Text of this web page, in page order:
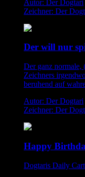
Autor: Der Dogtari
Zeichner: Der
Der will nur
Der ganz normale,
Zeichners
beruhend auf
Autor: Der Dogtari
Zeichner: Der
Happy
Dogtaris Daily